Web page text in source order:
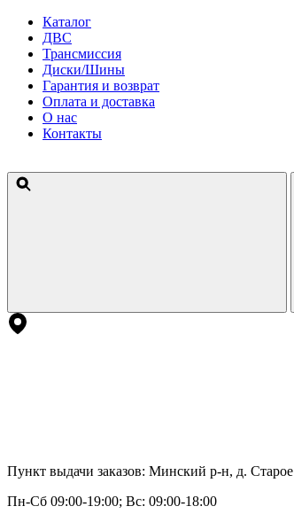
Каталог
ДВС
Трансмиссия
Диски/Шины
Гарантия и возврат
Оплата и доставка
О нас
Контакты
Пункт выдачи заказов: Минский р-н, д.
Пн-Сб 09:00-19:00; Вс: 09:00-18:00